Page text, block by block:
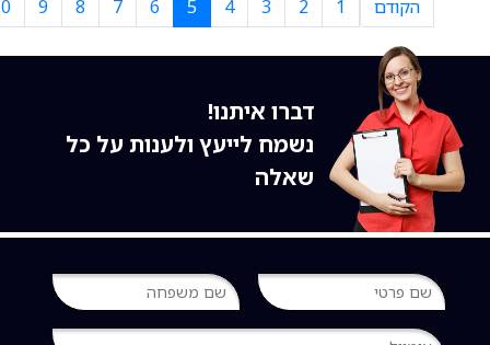
הקודם 1
2
3
4
5
6
7
8
9
דברו איתנו!
נשמח לייעץ ולענות על כל
שאלה